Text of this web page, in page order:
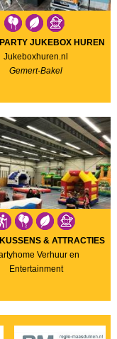
JUKEBOX HUREN
Jukeboxhuren.nl
Gemert-Bakel
& ATTRACTIES
Verhuur en
Entertainment